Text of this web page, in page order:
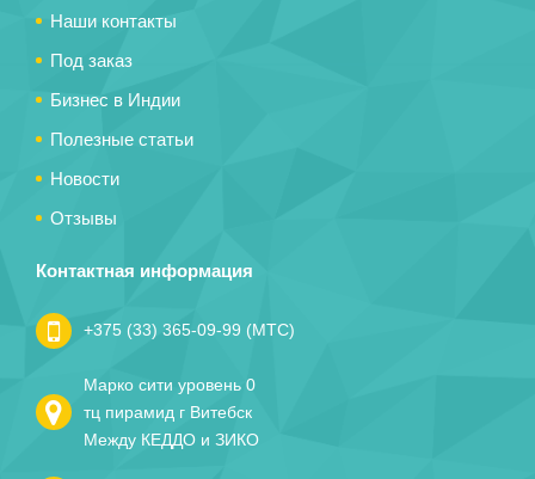
Наши контакты
Под заказ
Бизнес в Индии
Полезные статьи
Новости
Отзывы
Контактная информация
+375 (33) 365-09-99 (МТС)
Марко сити уровень 0
тц пирамид г Витебск
Между КЕДДО и ЗИКО